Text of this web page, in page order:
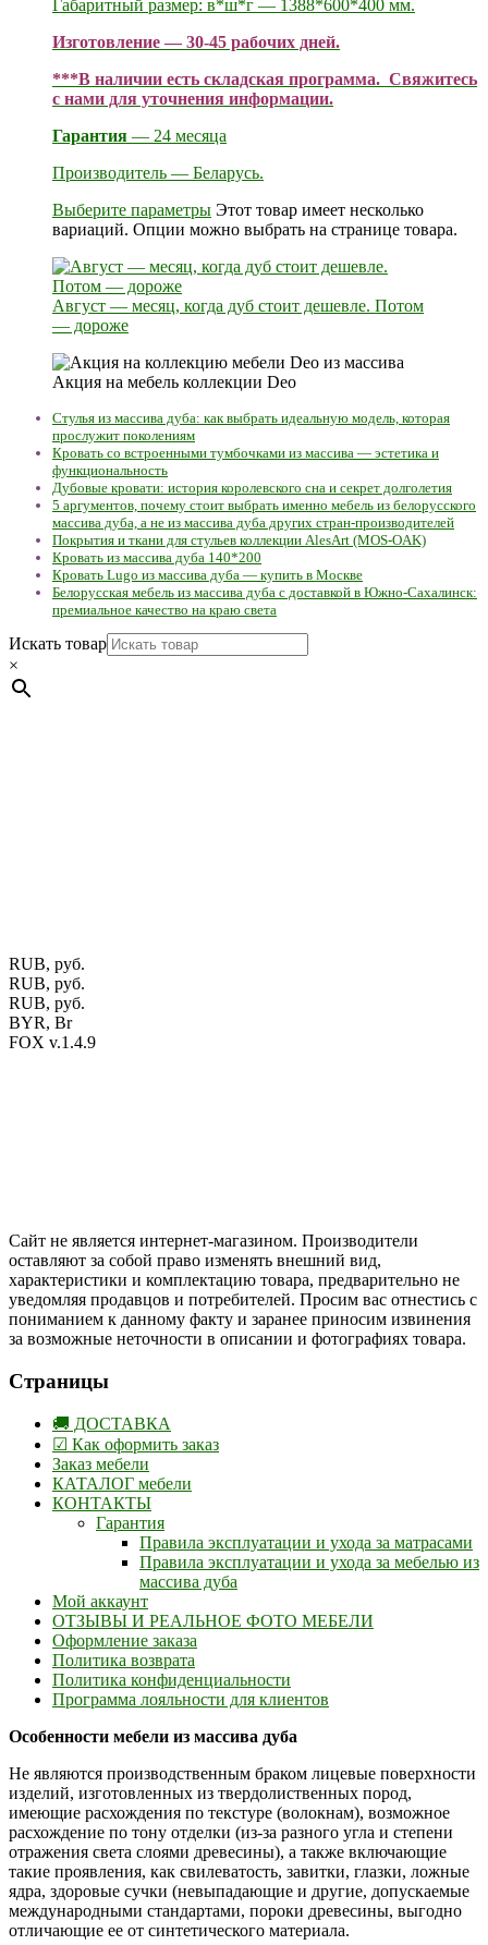
Габаритный размер: в*ш*г — 1388*600*400 мм.
Изготовление — 30-45 рабочих дней.
***В наличии есть складская программа. Свяжитесь
с нами для уточнения информации.
Гарантия — 24 месяца
Производитель — Беларусь.
Выберите параметры Этот товар имеет несколько
вариаций. Опции можно выбрать на странице товара.
Август — месяц, когда дуб стоит дешевле. Потом
— дороже
Акция на мебель коллекции Deo
Стулья из массива дуба: как выбрать идеальную модель, которая
прослужит поколениям
Кровать со встроенными тумбочками из массива — эстетика и
функциональность
Дубовые кровати: история королевского сна и секрет долголетия
5 аргументов, почему стоит выбрать именно мебель из белорусского
массива дуба, а не из массива дуба других стран-производителей
Покрытия и ткани для стульев коллекции AlesArt (MOS-OAK)
Кровать из массива дуба 140*200
Кровать Lugo из массива дуба — купить в Москве
Белорусская мебель из массива дуба с доставкой в Южно-Сахалинск:
премиальное качество на краю света
Искать товар
×
RUB, руб.
RUB, руб.
RUB, руб.
BYR, Br
FOX v.1.4.9
Сайт не является интернет-магазином. Производители
оставляют за собой право изменять внешний вид,
характеристики и комплектацию товара, предварительно не
уведомляя продавцов и потребителей. Просим вас отнестись с
пониманием к данному факту и заранее приносим извинения
за возможные неточности в описании и фотографиях товара.
Страницы
🚚 ДОСТАВКА
☑ Как оформить заказ
Заказ мебели
КАТАЛОГ мебели
КОНТАКТЫ
Гарантия
Правила эксплуатации и ухода за матрасами
Правила эксплуатации и ухода за мебелью из
массива дуба
Мой аккаунт
ОТЗЫВЫ И РЕАЛЬНОЕ ФОТО МЕБЕЛИ
Оформление заказа
Политика возврата
Политика конфиденциальности
Программа лояльности для клиентов
Особенности мебели из массива дуба
Не являются производственным браком лицевые поверхности
изделий, изготовленных из твердолиственных пород,
имеющие расхождения по текстуре (волокнам), возможное
расхождение по тону отделки (из-за разного угла и степени
отражения света слоями древесины), а также включающие
такие проявления, как свилеватость, завитки, глазки, ложные
ядра, здоровые сучки (невыпадающие и другие, допускаемые
международными стандартами, пороки древесины, выгодно
отличающие ее от синтетического материала.